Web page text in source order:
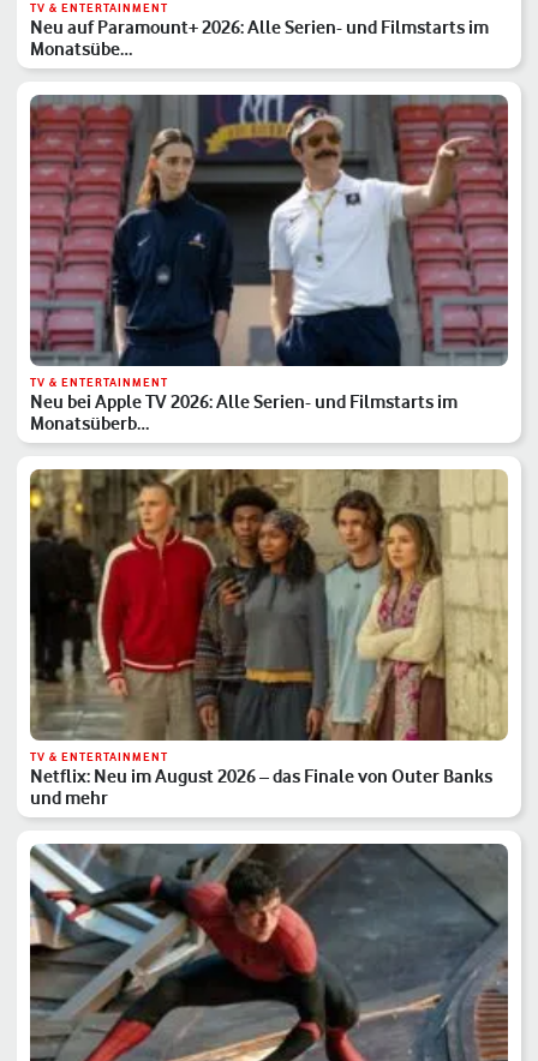
TV & ENTERTAINMENT
Neu auf Paramount+ 2026: Alle Serien- und Filmstarts im
Monatsübe…
TV & ENTERTAINMENT
Neu bei Apple TV 2026: Alle Serien- und Filmstarts im
Monatsüberb…
TV & ENTERTAINMENT
Netflix: Neu im August 2026 – das Finale von Outer Banks
und mehr